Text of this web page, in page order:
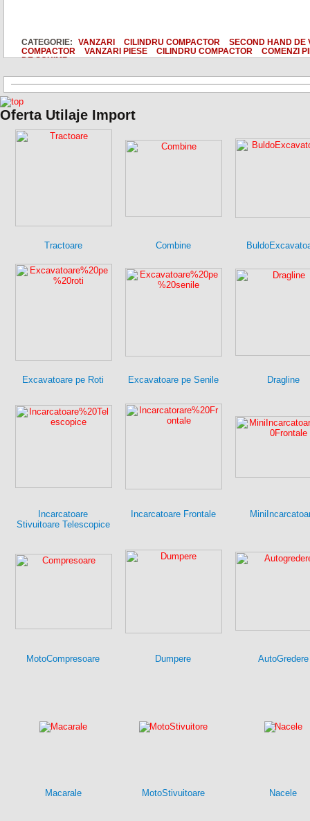
CATEGORIE: VANZARI CILINDRU COMPACTOR
SECOND HAND DE
COMPACTOR
VANZARI PIESE CILINDRU COMPACTOR
COMENZI
DE SCHIMB
Oferta Utilaje Import
Tractoare Combine
Excavatoare pe Roti Excavatoare pe Senile Dragline
Incarcatoare
Stivuitoare Telescopice
Incarcatoare Frontale
MotoCompresoare Dumpere AutoGredere
Macarale MotoStivuitoare Nacele